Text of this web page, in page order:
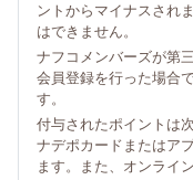
ントからマイナスされ
はできません。
ナフコメンバーズが第
会員登録を行った場合
す。
付与されたポイントは
ナデポカードまたはア
ます。また、オンライ